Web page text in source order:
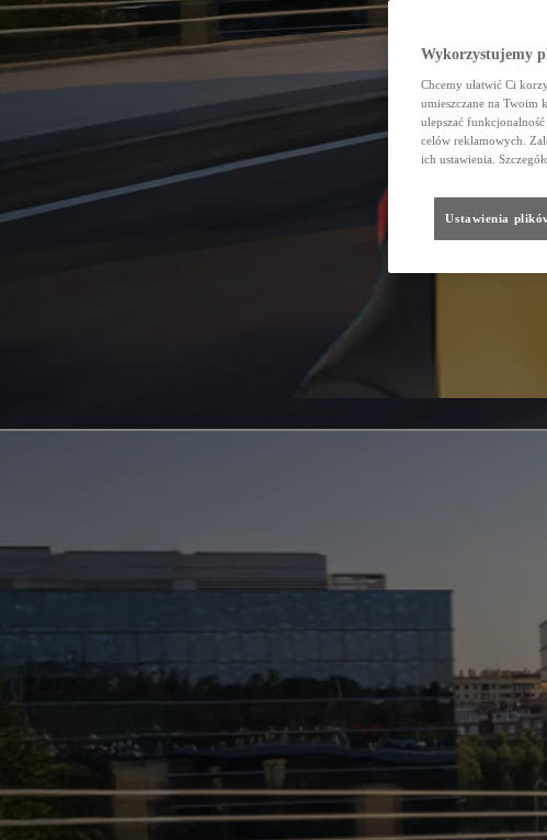
Wykorzystujemy
Chcemy ułatwić Ci
umieszczane na Twoim
ulepszać
celów reklamowych.
ich ustawienia.
Ustawienia